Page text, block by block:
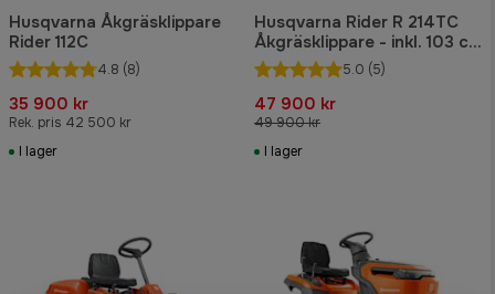
Husqvarna Åkgräsklippare
Rider 112C
4.8 (8)
35 900 kr
Rek. pris 42 500 kr
I lager
Husqvarna Rider R 214TC
Åkgräsklippare - inkl. 103 cm
klippaggregat
5.0 (5)
47 900 kr
49 900 kr
I lager